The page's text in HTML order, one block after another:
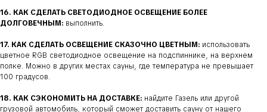
16. КАК СДЕЛАТЬ СВЕТОДИОДНОЕ ОСВЕЩЕНИЕ БОЛЕЕ
ДОЛГОВЕЧНЫМ: выполнить.
17. КАК СДЕЛАТЬ ОСВЕЩЕНИЕ СКАЗОЧНО ЦВЕТНЫМ: использовать
цветное RGB светодиодное освещение на подспиннике, на верхнем
полке. Можно в других местах сауны, где температура не превышает
100 градусов.
18. КАК СЭКОНОМИТЬ НА ДОСТАВКЕ: найдите Газель или другой
грузовой автомобиль, который сможет доставить сауну от нашего